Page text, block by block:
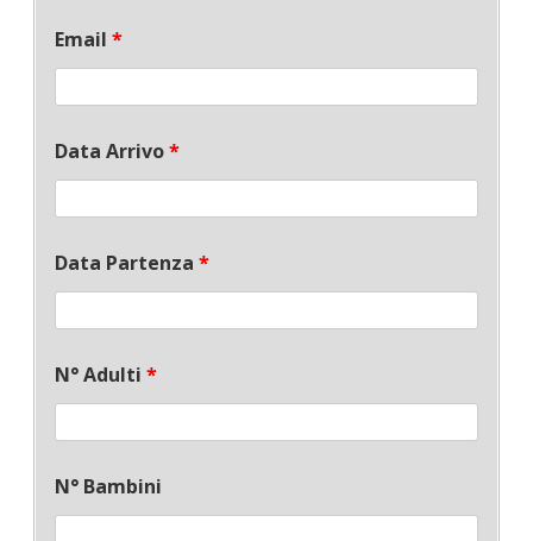
Email *
Data Arrivo*
Data Partenza *
N° Adulti *
N° Bambini